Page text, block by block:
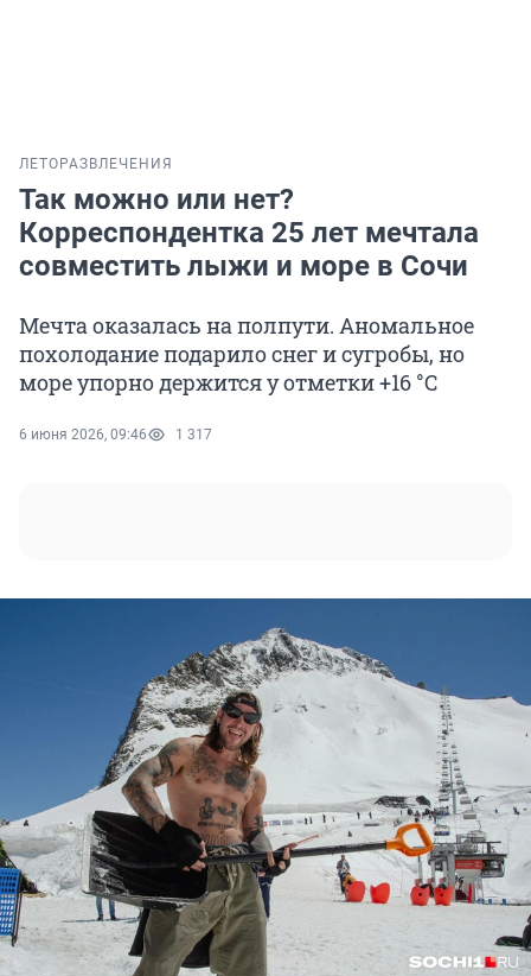
ЛЕТО РАЗВЛЕЧЕНИЯ
Так можно или нет?
Корреспондентка 25 лет мечтала
совместить лыжи и море в Сочи
Мечта оказалась на полпути. Аномальное
похолодание подарило снег и сугробы, но
море упорно держится у отметки +16 °C
6 июня 2026, 09:46 1 317